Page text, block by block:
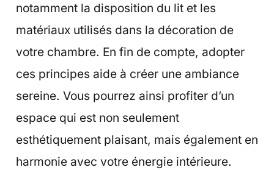
notamment la disposition du lit et les
matériaux utilisés dans la décoration de
votre chambre. En fin de compte, adopter
ces principes aide à créer une ambiance
sereine. Vous pourrez ainsi profiter d’un
espace qui est non seulement
esthétiquement plaisant, mais également en
harmonie avec votre énergie intérieure.